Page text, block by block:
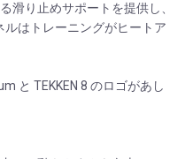
滑り止めサポートを提供し、
はトレーニングがヒートア
と TEKKEN 8 のロゴがあし